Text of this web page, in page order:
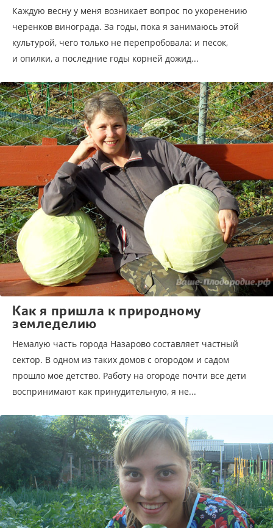
Каждую весну у меня возникает вопрос по укоренению
черенков винограда. За годы, пока я занимаюсь этой
культурой, чего только не перепробовала: и песок,
и опилки, а последние годы корней дожид...
Как я пришла к природному
земледелию
Немалую часть города Назарово составляет частный
сектор. В одном из таких домов с огородом и садом
прошло мое детство. Работу на огороде почти все дети
воспринимают как принудительную, я не...